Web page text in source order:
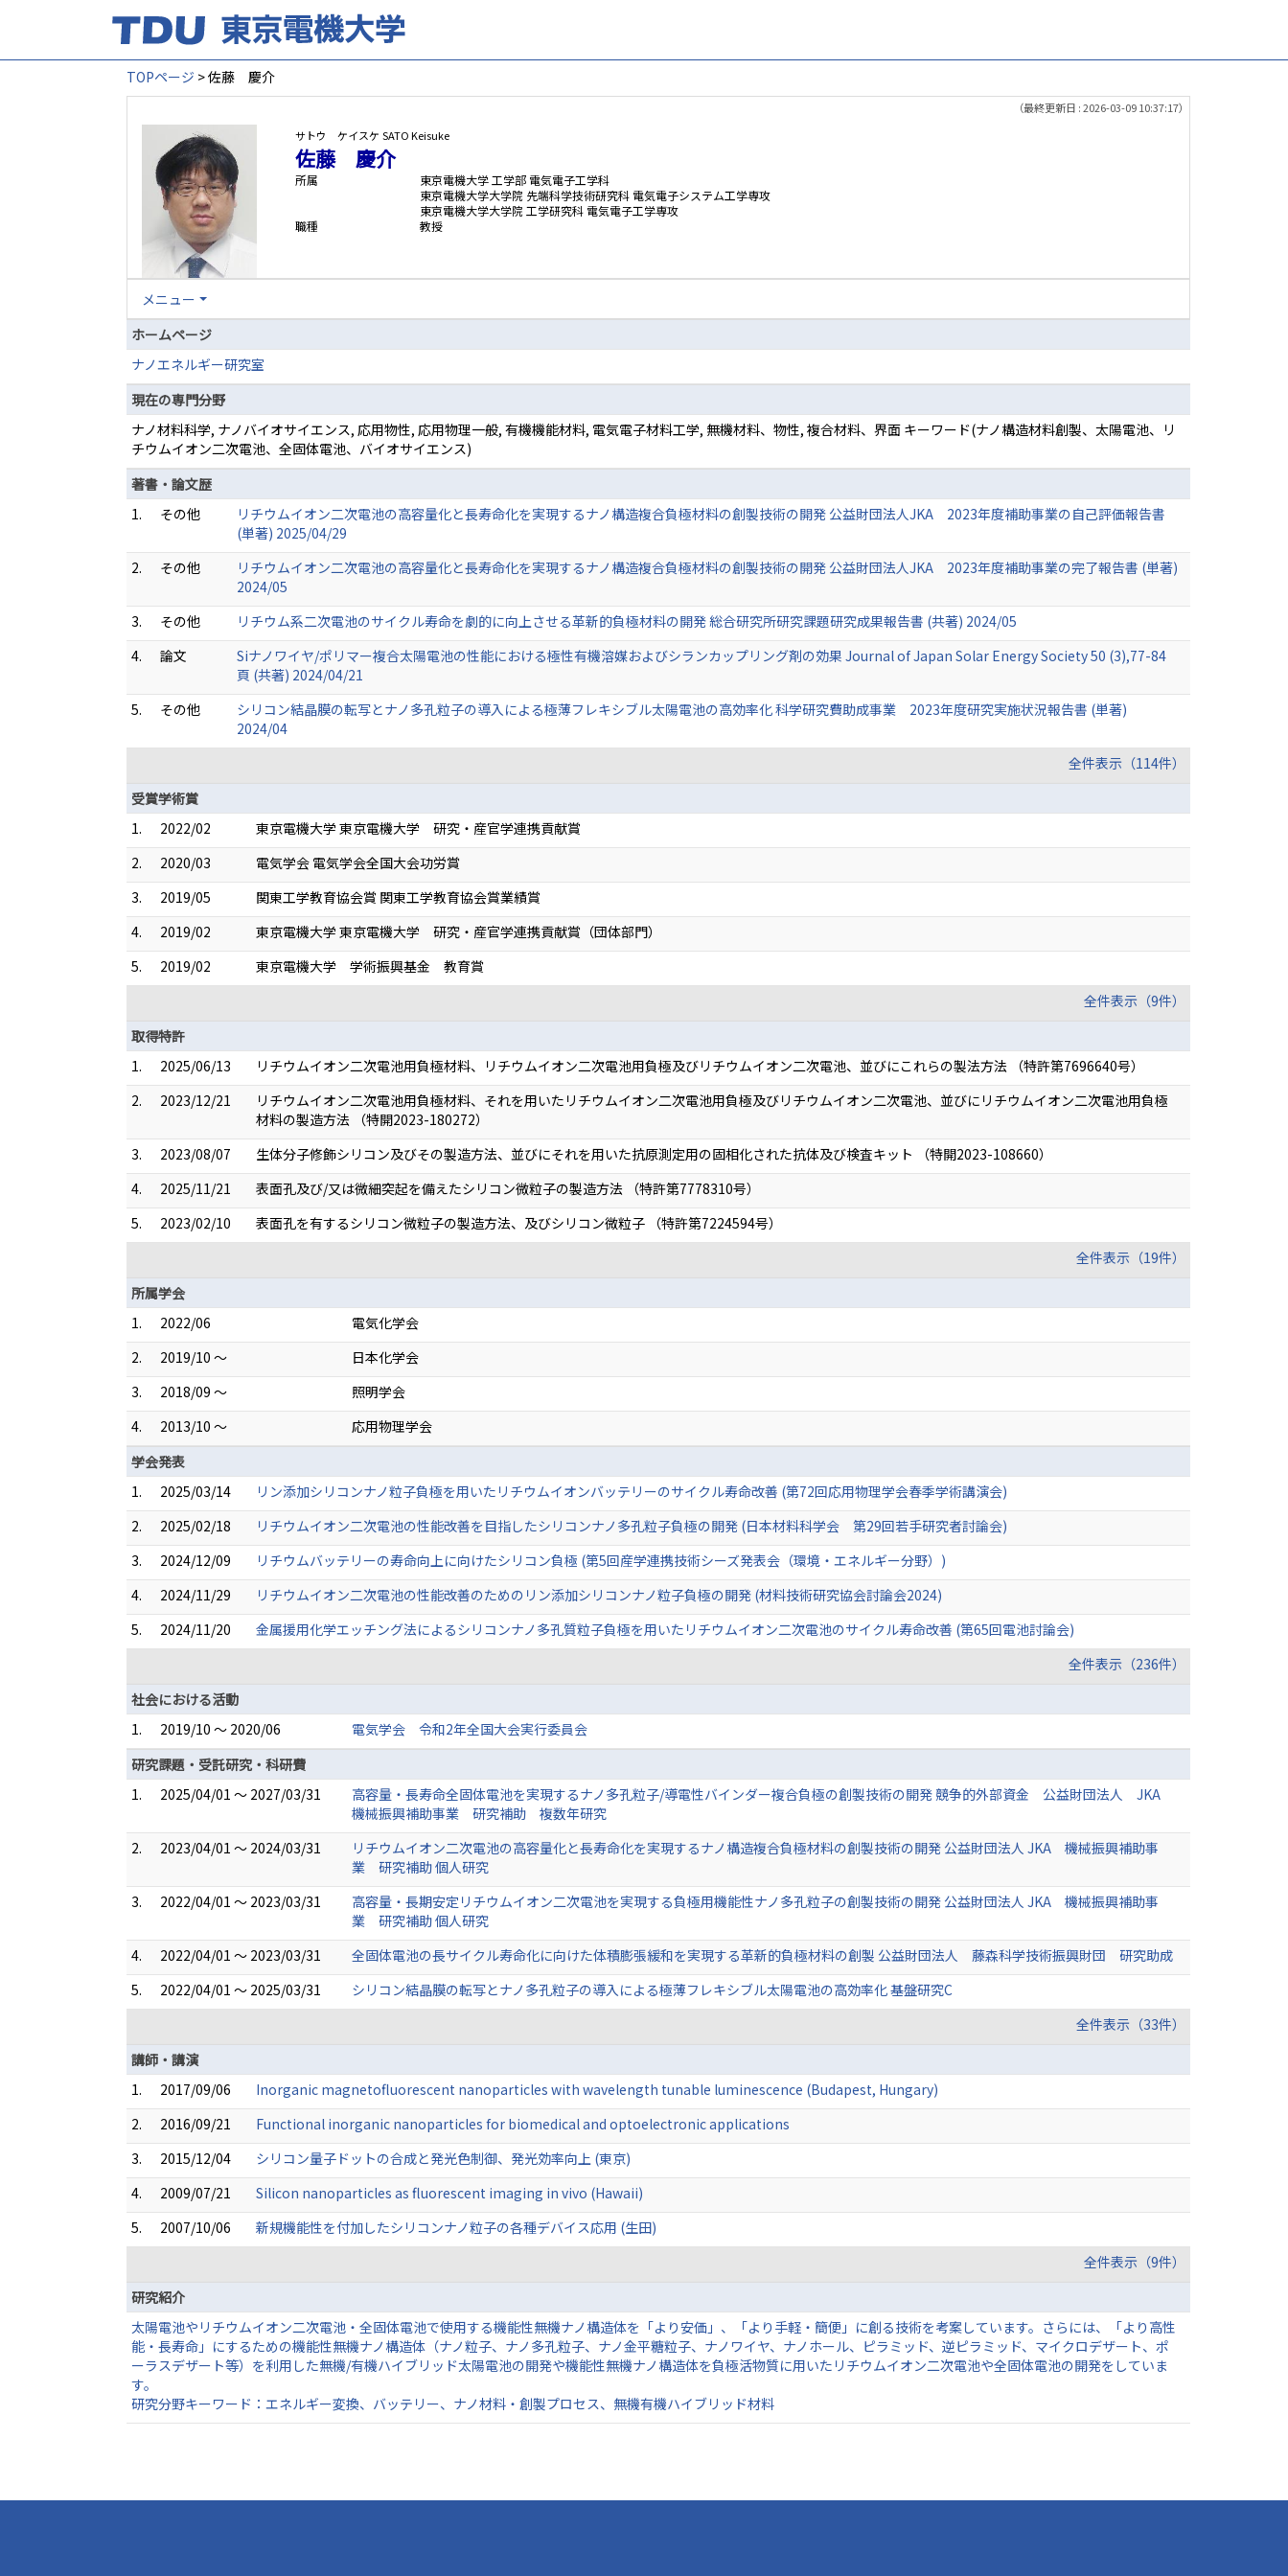
TOPページ > 佐藤 慶介
（最終更新日 : 2026-03-09 10:37:17）
サトウ ケイスケ SATO Keisuke
佐藤 慶介
所属
東京電機大学 工学部 電気電子工学科
東京電機大学大学院 先端科学技術研究科 電気電子システム工学専攻
東京電機大学大学院 工学研究科 電気電子工学専攻
職種
教授
メニュー
ホームページ
ナノエネルギー研究室
現在の専門分野
ナノ材料科学, ナノバイオサイエンス, 応用物性, 応用物理一般, 有機機能材料, 電気電子材料工学, 無機材料、物性, 複合材料、界面 キーワード(ナノ構造材料創製、太陽電池、リ
チウムイオン二次電池、全固体電池、バイオサイエンス)
著書・論文歴
1.
その他
リチウムイオン二次電池の高容量化と長寿命化を実現するナノ構造複合負極材料の創製技術の開発 公益財団法人JKA 2023年度補助事業の自己評価報告書
(単著) 2025/04/29
2.
その他
リチウムイオン二次電池の高容量化と長寿命化を実現するナノ構造複合負極材料の創製技術の開発 公益財団法人JKA 2023年度補助事業の完了報告書 (単著)
2024/05
3.
その他
リチウム系二次電池のサイクル寿命を劇的に向上させる革新的負極材料の開発 総合研究所研究課題研究成果報告書 (共著) 2024/05
4.
論文
Siナノワイヤ/ポリマー複合太陽電池の性能における極性有機溶媒およびシランカップリング剤の効果 Journal of Japan Solar Energy Society 50 (3),77-84
頁 (共著) 2024/04/21
5.
その他
シリコン結晶膜の転写とナノ多孔粒子の導入による極薄フレキシブル太陽電池の高効率化 科学研究費助成事業 2023年度研究実施状況報告書 (単著)
2024/04
全件表示（114件）
受賞学術賞
1.
2022/02
東京電機大学 東京電機大学 研究・産官学連携貢献賞
2.
2020/03
電気学会 電気学会全国大会功労賞
3.
2019/05
関東工学教育協会賞 関東工学教育協会賞業績賞
4.
2019/02
東京電機大学 東京電機大学 研究・産官学連携貢献賞（団体部門）
5.
2019/02
東京電機大学 学術振興基金 教育賞
全件表示（9件）
取得特許
1.
2025/06/13
リチウムイオン二次電池用負極材料、リチウムイオン二次電池用負極及びリチウムイオン二次電池、並びにこれらの製法方法 （特許第7696640号）
2.
2023/12/21
リチウムイオン二次電池用負極材料、それを用いたリチウムイオン二次電池用負極及びリチウムイオン二次電池、並びにリチウムイオン二次電池用負極
材料の製造方法 （特開2023-180272）
3.
2023/08/07
生体分子修飾シリコン及びその製造方法、並びにそれを用いた抗原測定用の固相化された抗体及び検査キット （特開2023-108660）
4.
2025/11/21
表面孔及び/又は微細突起を備えたシリコン微粒子の製造方法 （特許第7778310号）
5.
2023/02/10
表面孔を有するシリコン微粒子の製造方法、及びシリコン微粒子 （特許第7224594号）
全件表示（19件）
所属学会
1.
2022/06
電気化学会
2.
2019/10 ～
日本化学会
3.
2018/09 ～
照明学会
4.
2013/10 ～
応用物理学会
学会発表
1.
2025/03/14
リン添加シリコンナノ粒子負極を用いたリチウムイオンバッテリーのサイクル寿命改善 (第72回応用物理学会春季学術講演会)
2.
2025/02/18
リチウムイオン二次電池の性能改善を目指したシリコンナノ多孔粒子負極の開発 (日本材料科学会 第29回若手研究者討論会)
3.
2024/12/09
リチウムバッテリーの寿命向上に向けたシリコン負極 (第5回産学連携技術シーズ発表会（環境・エネルギー分野）)
4.
2024/11/29
リチウムイオン二次電池の性能改善のためのリン添加シリコンナノ粒子負極の開発 (材料技術研究協会討論会2024)
5.
2024/11/20
金属援用化学エッチング法によるシリコンナノ多孔質粒子負極を用いたリチウムイオン二次電池のサイクル寿命改善 (第65回電池討論会)
全件表示（236件）
社会における活動
1.
2019/10 ～ 2020/06
電気学会 令和2年全国大会実行委員会
研究課題・受託研究・科研費
1.
2025/04/01 ～ 2027/03/31
高容量・長寿命全固体電池を実現するナノ多孔粒子/導電性バインダー複合負極の創製技術の開発 競争的外部資金 公益財団法人 JKA
機械振興補助事業 研究補助 複数年研究
2.
2023/04/01 ～ 2024/03/31
リチウムイオン二次電池の高容量化と長寿命化を実現するナノ構造複合負極材料の創製技術の開発 公益財団法人 JKA 機械振興補助事
業 研究補助 個人研究
3.
2022/04/01 ～ 2023/03/31
高容量・長期安定リチウムイオン二次電池を実現する負極用機能性ナノ多孔粒子の創製技術の開発 公益財団法人 JKA 機械振興補助事
業 研究補助 個人研究
4.
2022/04/01 ～ 2023/03/31
全固体電池の長サイクル寿命化に向けた体積膨張緩和を実現する革新的負極材料の創製 公益財団法人 藤森科学技術振興財団 研究助成
5.
2022/04/01 ～ 2025/03/31
シリコン結晶膜の転写とナノ多孔粒子の導入による極薄フレキシブル太陽電池の高効率化 基盤研究C
全件表示（33件）
講師・講演
1.
2017/09/06
Inorganic magnetofluorescent nanoparticles with wavelength tunable luminescence (Budapest, Hungary)
2.
2016/09/21
Functional inorganic nanoparticles for biomedical and optoelectronic applications
3.
2015/12/04
シリコン量子ドットの合成と発光色制御、発光効率向上 (東京)
4.
2009/07/21
Silicon nanoparticles as fluorescent imaging in vivo (Hawaii)
5.
2007/10/06
新規機能性を付加したシリコンナノ粒子の各種デバイス応用 (生田)
全件表示（9件）
研究紹介
太陽電池やリチウムイオン二次電池・全固体電池で使用する機能性無機ナノ構造体を「より安価」、「より手軽・簡便」に創る技術を考案しています。さらには、「より高性
能・長寿命」にするための機能性無機ナノ構造体（ナノ粒子、ナノ多孔粒子、ナノ金平糖粒子、ナノワイヤ、ナノホール、ピラミッド、逆ピラミッド、マイクロデザート、ポ
ーラスデザート等）を利用した無機/有機ハイブリッド太陽電池の開発や機能性無機ナノ構造体を負極活物質に用いたリチウムイオン二次電池や全固体電池の開発をしていま
す。
研究分野キーワード：エネルギー変換、バッテリー、ナノ材料・創製プロセス、無機有機ハイブリッド材料